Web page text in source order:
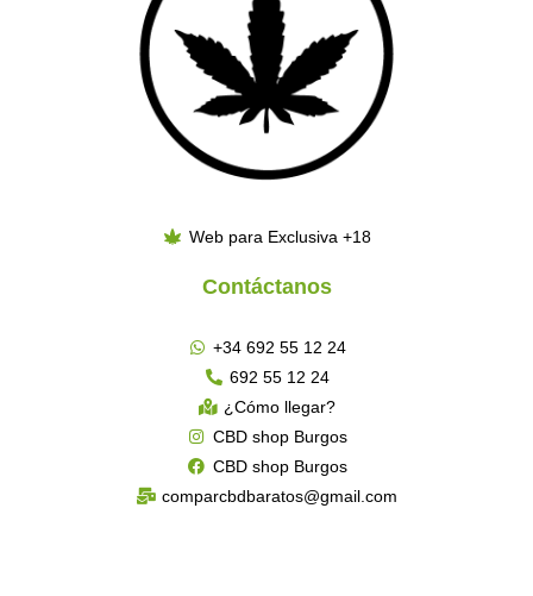
Web para Exclusiva +18
Contáctanos
+34 692 55 12 24
692 55 12 24
¿Cómo llegar?
CBD shop Burgos
CBD shop Burgos
comparcbdbaratos@gmail.com